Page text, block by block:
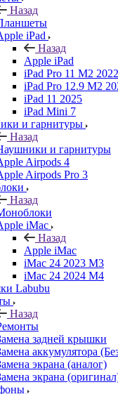
Назад
iPad
Назад
Apple iPad
iPad Pro 11 M2 2022
iPad Pro 12.9 M2
iPad 11 2025
iPad Mini 7
и гарнитуры
Назад
и гарнитуры
Airpods 4
Airpods Pro 3
Назад
iMac
Назад
Apple iMac
iMac 24 2023 M3
iMac 24 2024 M4
Labubu
Назад
задней крышки
аккумулятора
экрана (аналог)
экрана